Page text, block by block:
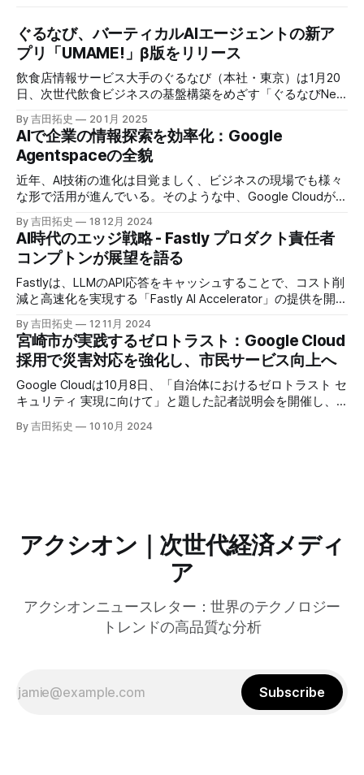
ぐるなび、バーティカルAIエージェントの新ア
プリ「UMAME!」β版をリリース
飲食店情報サービス大手のぐるなび（本社・東京）は1月20
日、次世代飲食ビジネスの基盤構築をめざす「ぐるなびNext
プロジェクト」の初成果として、新たな飲食店探索アプリ
「UMAME!（うまみー！）」のβ版を公開した。
By 吉田拓史 20 1月 2025
AIで企業の情報探索を効率化：Google
Agentspaceの全貌
近年、AI技術の進化は目覚ましく、ビジネスの現場でも様々
な形で活用が進んでいる。そのような中、Google Cloudが新
たに発表したGoogle Agentspaceは、いま注目を集めるAIエ
ージェントがエンタープライズITを大きく変革する予兆と言
えるだろう。
By 吉田拓史 18 12月 2024
AI時代のエッジ戦略 - Fastly プロダクト責任者
コンプトンが展望を語る
Fastlyは、LLMのAPI応答をキャッシュすることで、コスト削
減と高速化を実現する「Fastly AI Accelerator」の提供を開始
した。キップ・コンプトン最高プロダクト責任者（CPO）
は、類似した質問への応答を再利用し、効率的な処理を可能
にすると説明した。さらに、コンプトンは、エッジコンピュ
ーティングの利点を活かしたパーソナライズや、エッジにお
けるGPUの経済性、セキュリティへの取り組みなど、Fastly
のAI戦略について語った。
By 吉田拓史 12 11月 2024
宮崎市が実践するゼロトラスト：Google Cloud
採用で災害対応を強化し、市民サービス向上へ
Google Cloudは10月8日、「自治体におけるゼロトラスト セ
キュリティ 実現に向けて」と題した記者説明会を開催し、
自治体向けにゼロトラストセキュリティ導入を支援するプロ
グラムを発表した。宮崎市の事例では、Google Workspace
By 吉田拓史 10 10月 2024
アクシオン｜次世代経済メディ
ア
アクシオンニュースレター：世界のテクノロジー
トレンドの高品質な分析
Subscribe